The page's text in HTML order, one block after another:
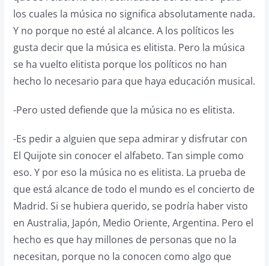
los cuales la música no significa absolutamente nada.
Y no porque no esté al alcance. A los políticos les
gusta decir que la música es elitista. Pero la música
se ha vuelto elitista porque los políticos no han
hecho lo necesario para que haya educación musical.
-Pero usted defiende que la música no es elitista.
-Es pedir a alguien que sepa admirar y disfrutar con
El Quijote sin conocer el alfabeto. Tan simple como
eso. Y por eso la música no es elitista. La prueba de
que está alcance de todo el mundo es el concierto de
Madrid. Si se hubiera querido, se podría haber visto
en Australia, Japón, Medio Oriente, Argentina. Pero el
hecho es que hay millones de personas que no la
necesitan, porque no la conocen como algo que